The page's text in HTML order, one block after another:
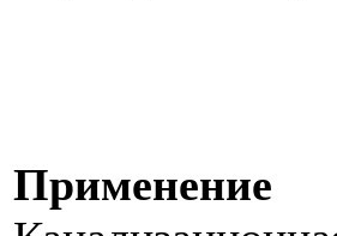
Применение